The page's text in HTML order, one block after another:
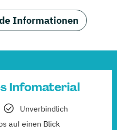
Informationen
Infomaterial
Unverbindlich
auf einen Blick